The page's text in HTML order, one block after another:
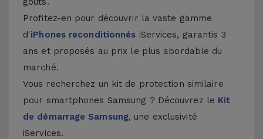
Profitez-en pour découvrir la vaste gamme
d'iPhones reconditionnés iServices, garantis 3
ans et proposés au prix le plus abordable du
marché.
Vous recherchez un kit de protection similaire
pour smartphones Samsung ? Découvrez le Kit
de démarrage Samsung, une exclusivité
iServices.